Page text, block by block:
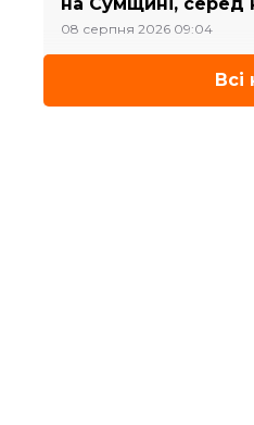
08 серпня 2026 09:04
Всі